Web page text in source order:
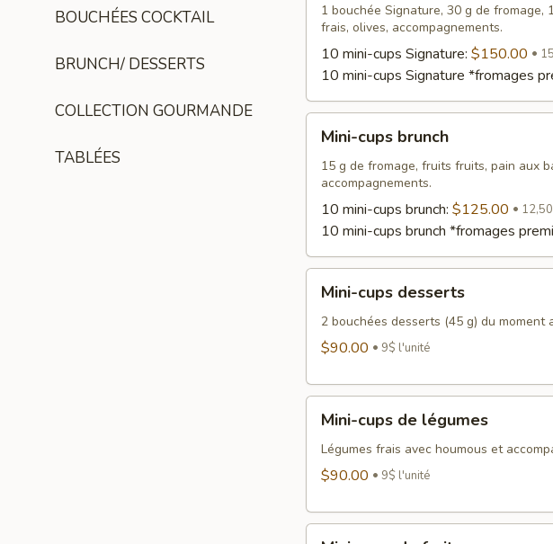
BOUCHÉES COCKTAIL
BRUNCH/ DESSERTS
COLLECTION GOURMANDE
TABLÉES
Signature
1 bouchée Signature, 30 g de
frais, olives, accompagnements.
10 mini-cups Signature: $150.00
10 mini-cups Signature *fromages
cups
brunch
Mini-cups brunch
15 g de fromage, fruits fruits, pain aux
accompagnements.
10 mini-cups brunch: $125.00
10 mini-cups brunch *fromages
cups
desserts
Mini-cups desserts
2 bouchées desserts (45 g) du moment
$90.00 9$ l'unité
cups
de
légumes
Mini-cups de légumes
Légumes frais avec houmous et
$90.00 9$ l'unité